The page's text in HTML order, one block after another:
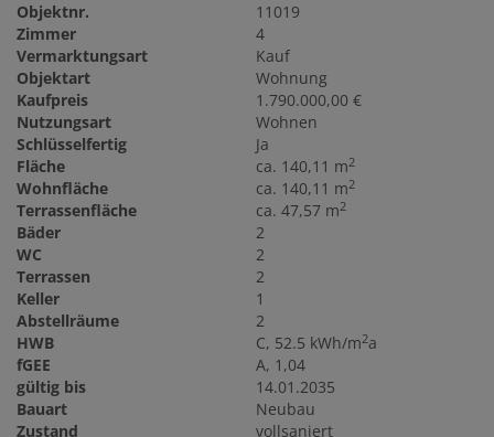
Objektnr.
11019
Zimmer
4
Vermarktungsart
Kauf
Objektart
Wohnung
Kaufpreis
1.790.000,00 €
Nutzungsart
Wohnen
Schlüsselfertig
Ja
Fläche
ca. 140,11 m2
Wohnfläche ca. 140,11 m2
Terrassenfläche ca. 47,57 m2
Bäder
2
WC
2
Terrassen
2
Keller
1
Abstellräume
2
HWB
C, 52.5 kWh/m2a
fGEE
A, 1,04
gültig bis
14.01.2035
Bauart
Neubau
Zustand
vollsaniert